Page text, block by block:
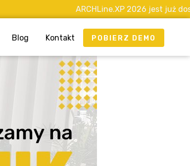
ARCHLine.XP 2026 jest już dostępny!
Blog Kontakt POBIERZ DEMO